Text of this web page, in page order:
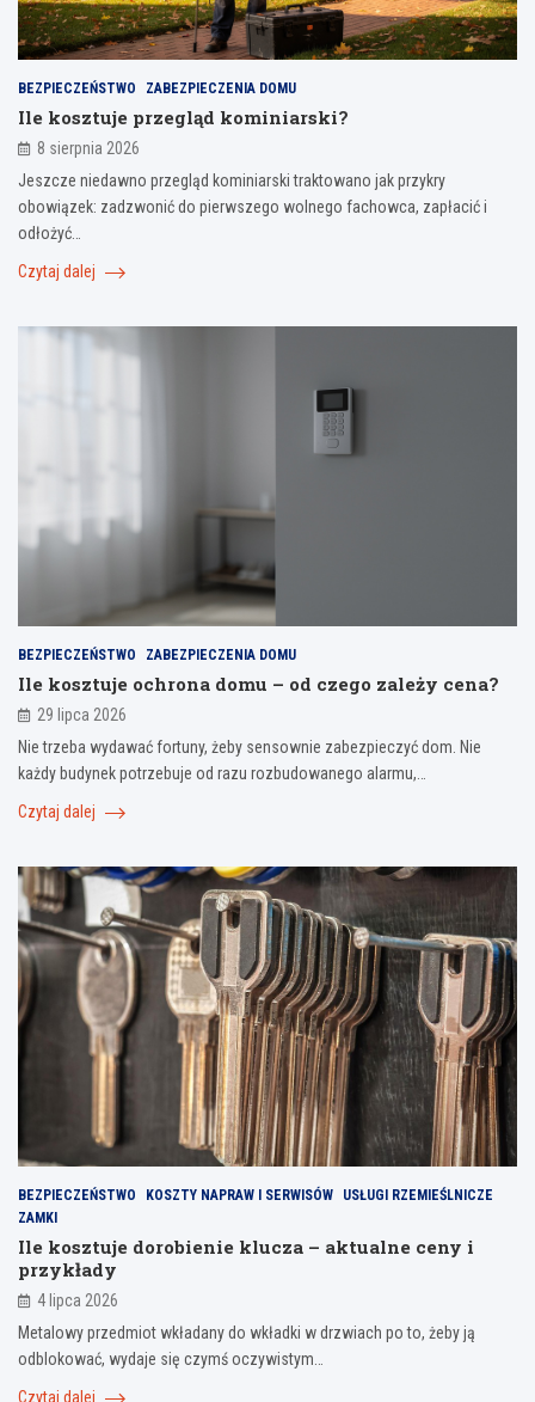
BEZPIECZEŃSTWO ZABEZPIECZENIA DOMU
Ile kosztuje przegląd kominiarski?
8 sierpnia 2026
Jeszcze niedawno przegląd kominiarski traktowano jak przykry
obowiązek: zadzwonić do pierwszego wolnego fachowca, zapłacić i
odłożyć…
Czytaj dalej
BEZPIECZEŃSTWO ZABEZPIECZENIA DOMU
Ile kosztuje ochrona domu – od czego zależy cena?
29 lipca 2026
Nie trzeba wydawać fortuny, żeby sensownie zabezpieczyć dom. Nie
każdy budynek potrzebuje od razu rozbudowanego alarmu,…
Czytaj dalej
BEZPIECZEŃSTWO KOSZTY NAPRAW I SERWISÓW
USŁUGI RZEMIEŚLNICZE
ZAMKI
Ile kosztuje dorobienie klucza – aktualne ceny i
przykłady
4 lipca 2026
Metalowy przedmiot wkładany do wkładki w drzwiach po to, żeby ją
odblokować, wydaje się czymś oczywistym…
Czytaj dalej